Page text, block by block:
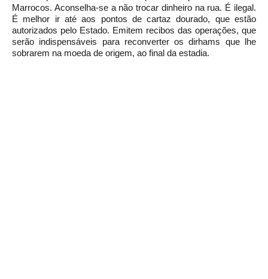
Marrocos. Aconselha-se a não trocar dinheiro na rua. É ilegal.
É melhor ir até aos pontos de cartaz dourado, que estão
autorizados pelo Estado. Emitem recibos das operações, que
serão indispensáveis para reconverter os dirhams que lhe
sobrarem na moeda de origem, ao final da estadia.